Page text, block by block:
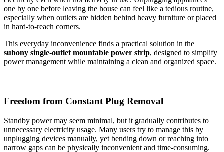
one by one before leaving the house can feel like a tedious routine,
especially when outlets are hidden behind heavy furniture or placed
in hard-to-reach corners.
This everyday inconvenience finds a practical solution in the
subony single-outlet mountable power strip, designed to simplify
power management while maintaining a clean and organized space.
Freedom from Constant Plug Removal
Standby power may seem minimal, but it gradually contributes to
unnecessary electricity usage. Many users try to manage this by
unplugging devices manually, yet bending down or reaching into
narrow gaps can be physically inconvenient and time-consuming.